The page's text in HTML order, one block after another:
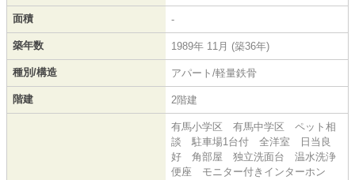
面積 -
築年数 1989年 11月 (築36年)
種別/構造 アパート/軽量鉄骨
階建 2階建
有馬小学区 有馬中学区 ペット相
談 駐車場1台付 全洋室 日当良
好 角部屋 独立洗面台 温水洗浄
便座 モニター付きインターホン